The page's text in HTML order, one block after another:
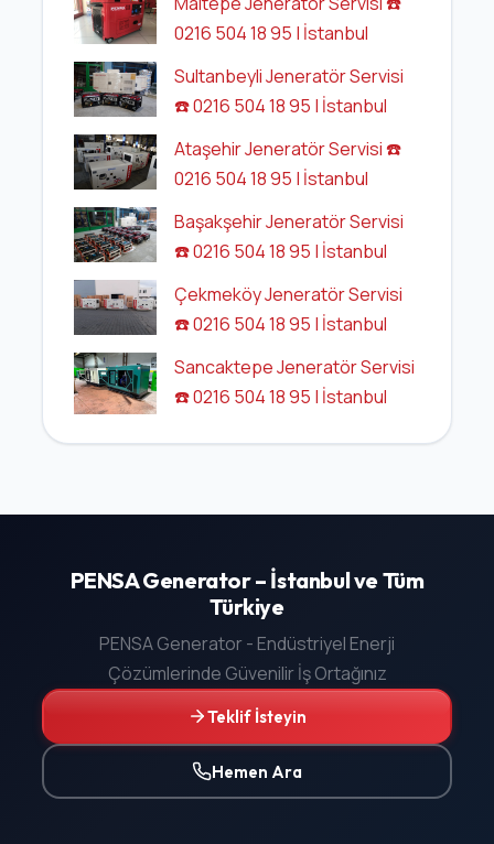
0216 504 18 95 | İstanbul
Sultanbeyli Jeneratör Servisi
☎️ 0216 504 18 95 | İstanbul
Ataşehir Jeneratör Servisi ☎️
0216 504 18 95 | İstanbul
Başakşehir Jeneratör Servisi
☎️ 0216 504 18 95 | İstanbul
Çekmeköy Jeneratör Servisi
☎️ 0216 504 18 95 | İstanbul
Sancaktepe Jeneratör Servisi
☎️ 0216 504 18 95 | İstanbul
PENSA Generator – İstanbul ve Tüm
Türkiye
PENSA Generator - Endüstriyel Enerji
Çözümlerinde Güvenilir İş Ortağınız
Teklif İsteyin
Hemen Ara